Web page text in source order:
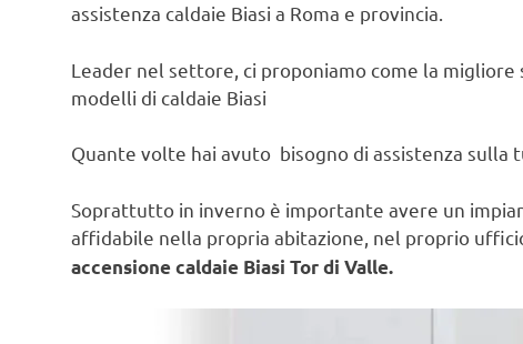
assistenza caldaie Biasi a Roma e provincia.
Leader nel settore, ci proponiamo come la
modelli di caldaie Biasi
Quante volte hai avuto bisogno di assistenza sulla
Soprattutto in inverno è importante avere un
affidabile nella propria abitazione, nel proprio
accensione caldaie Biasi Tor di Valle.